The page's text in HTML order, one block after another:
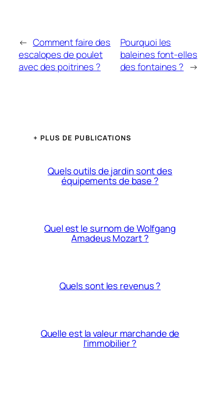
← Comment faire des
escalopes de poulet
avec des poitrines ?
Pourquoi les
baleines font-elles
des fontaines ? →
+ PLUS DE PUBLICATIONS
Quels outils de jardin sont des
équipements de base ?
Quel est le surnom de Wolfgang
Amadeus Mozart ?
Quels sont les revenus ?
Quelle est la valeur marchande de
l’immobilier ?